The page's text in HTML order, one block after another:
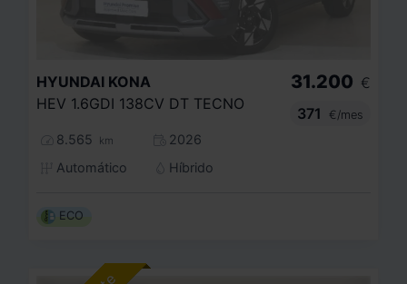
HYUNDAI KONA
HEV 1.6GDI 138CV DT TECNO
8.565 km
2026
Automático
Híbrido
31.200 €
371
€/mes
ECO